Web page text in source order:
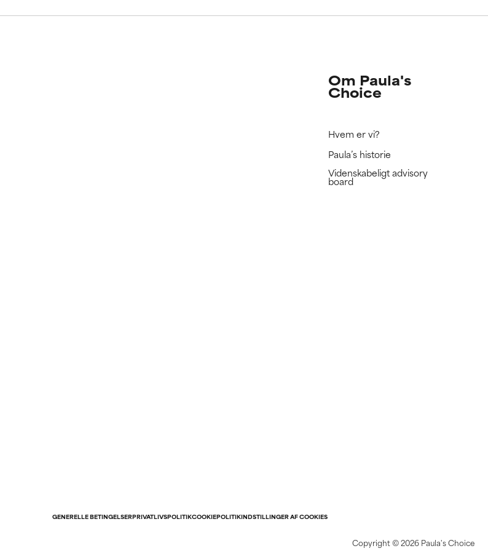
Vi har endnu ikke ratet denne ingrediens, fordi vi ikke har haft
Vi har endnu ikke ratet denne ingrediens, fordi vi ikke har haft
Om Paula's
Choice
Hvem er vi?
Paula’s historie
Videnskabeligt advisory
board
GENERELLE BETINGELSERPRIVATLIVSPOLITIKCOOKIEPOLITIKINDSTILLINGER AF COOKIES
Copyright ©2026 Paula's Choice